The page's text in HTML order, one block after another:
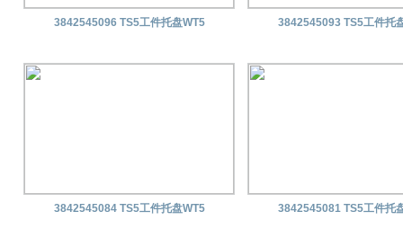
3842545096 TS5工件托盘WT5 3842545093 TS5工件托
3842545084 TS5工件托盘WT5 3842545081 TS5工件托